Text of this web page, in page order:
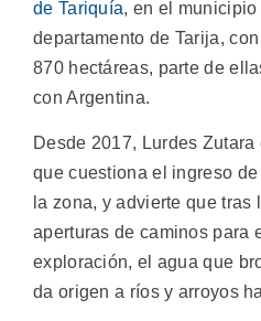
de Tariquía, en el municipio
departamento de Tarija,
870 hectáreas, parte de
con Argentina.
Desde 2017, Lurdes Zutara
que cuestiona el ingreso
la zona, y advierte que tras
aperturas de caminos para
exploración, el agua que
da origen a ríos y arroyos